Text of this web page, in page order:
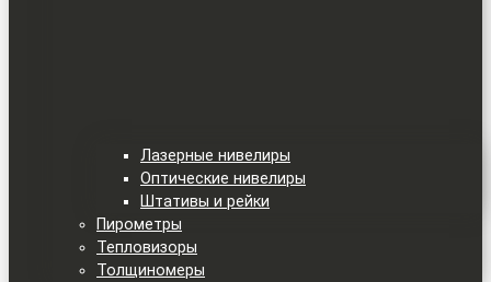
Лазерные нивелиры
Оптические нивелиры
Штативы и рейки
Пирометры
Тепловизоры
Толщиномеры